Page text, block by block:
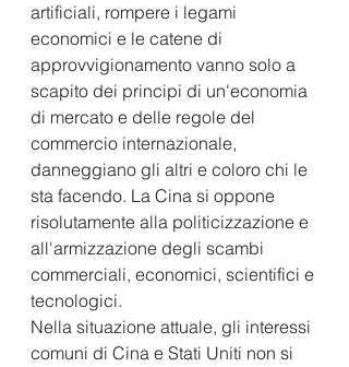
artificiali, rompere i legami
economici e le catene di
approvvigionamento vanno solo a
scapito dei principi di un'economia
di mercato e delle regole del
commercio internazionale,
danneggiano gli altri e coloro chi le
sta facendo. La Cina si oppone
risolutamente alla politicizzazione e
all'armizzazione degli scambi
commerciali, economici, scientifici e
tecnologici.
Nella situazione attuale, gli interessi
comuni di Cina e Stati Uniti non si